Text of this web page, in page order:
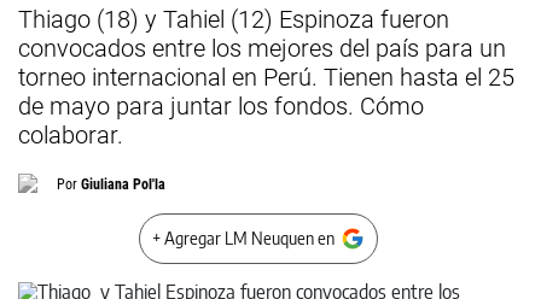
Thiago (18) y Tahiel (12) Espinoza fueron
convocados entre los mejores del país para un
torneo internacional en Perú. Tienen hasta el 25
de mayo para juntar los fondos. Cómo
colaborar.
Por Giuliana Pol'la
+ Agregar LM Neuquen en